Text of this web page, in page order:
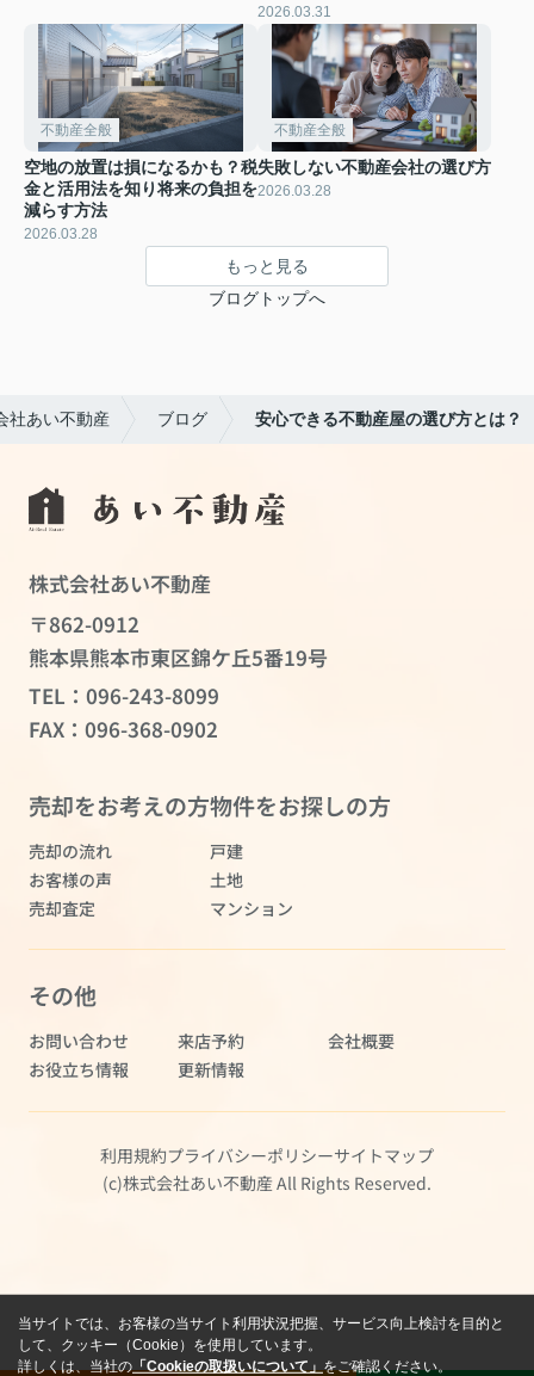
2026.03.31
不動産全般
空地の放置は損になるかも？税
金と活用法を知り将来の負担を
減らす方法
2026.03.28
不動産全般
失敗しない不動産会社の選び方
2026.03.28
もっと見る
ブログトップへ
社あい不動産 ブログ 安心できる不動産屋の選び方とは？
株式会社あい不動産
〒862-0912
熊本県熊本市東区錦ケ丘5番19号
TEL： 096-243-8099
FAX：096-368-0902
売却をお考えの方
売却の流れ
お客様の声
売却査定
物件をお探しの方
戸建
土地
マンション
その他
お問い合わせ 来店予約
会社概要
お役立ち情報
更新情報
利用規約プライバシーポリシーサイトマップ
(c)株式会社あい不動産 All Rights Reserved.
当サイトでは、お客様の当サイト利用状況把握、サービス向上検討を目的と
して、クッキー（Cookie）を使用しています。
詳しくは、当社の「Cookieの取扱いについて」をご確認ください。